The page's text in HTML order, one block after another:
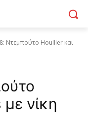
Ντεμπούτο Houllier και
νίκη